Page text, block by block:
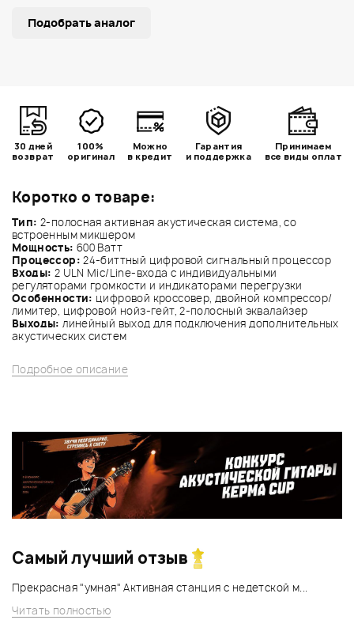
Коротко о товаре:
Тип: 2-полосная активная акустическая система, со
встроенным микшером
Мощность: 600 Ватт
Процессор: 24-биттный цифровой сигнальный процессор
Входы: 2 ULN Mic/Line-входа с индивидуальными
регуляторами громкости и индикаторами перегрузки
Особенности: цифровой кроссовер, двойной компрессор/
лимитер, цифровой нойз-гейт, 2-полосный эквалайзер
Выходы: линейный выход для подключения дополнительных
акустических систем
Подробное описание
Подобрать аналог
30 дней
возврат
100%
оригинал
Можно
в кредит
Гарантия
и поддержка
Принимаем
все виды оплат
Самый лучший отзыв
Прекрасная "умная" Активная станция с недетской м...
Читать полностью